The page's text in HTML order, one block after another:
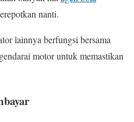
nanti.
lainnya berfungsi bersama
motor untuk memastikan